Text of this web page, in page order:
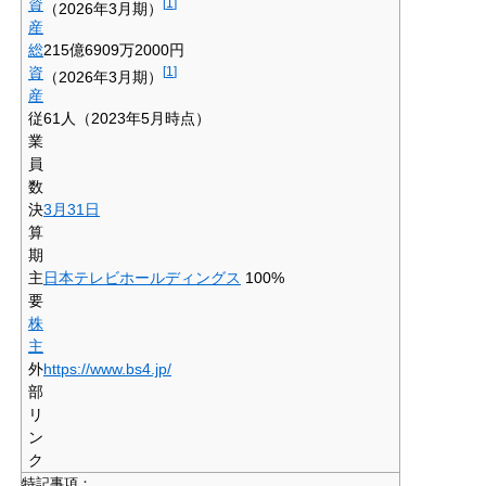
資
産
（2026年3月期）
総
資
産
215億6909万2000円
（2026年3月期）
[1 ]
従
業
員
数
61人（2023年5月時点）
決
算
期
3月31日
主
要
株
主
日本テレビホールディングス 100%
外
部
リ
ン
ク
https://www.bs4.jp/